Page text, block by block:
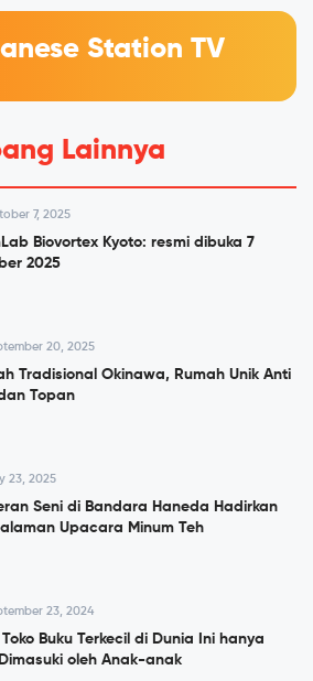
Station TV
Lainnya
7, 2025
Biovortex Kyoto: resmi dibuka 7
2025
20, 2025
Tradisional Okinawa, Rumah Unik Anti
Topan
23, 2025
Seni di Bandara Haneda Hadirkan
Upacara Minum Teh
23, 2024
Toko Buku Terkecil di Dunia Ini hanya
oleh Anak-anak